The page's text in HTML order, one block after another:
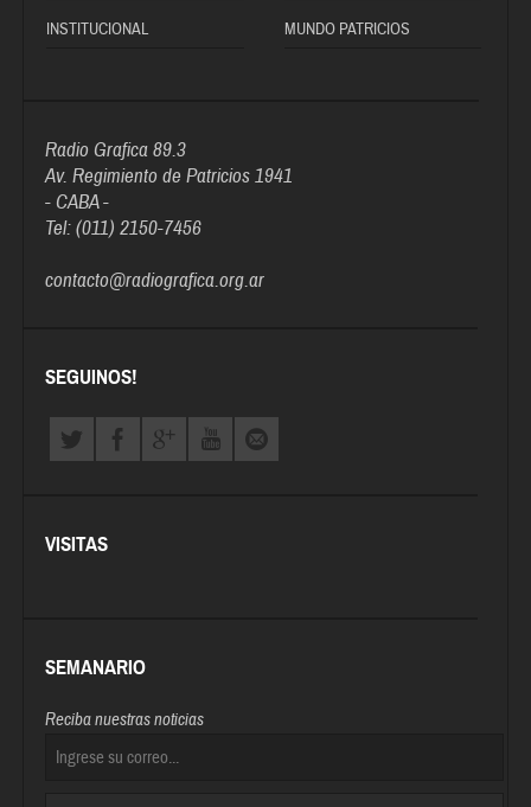
INSTITUCIONAL MUNDO PATRICIOS
Radio Grafica 89.3
Av. Regimiento de Patricios 1941
- CABA -
Tel: (011) 2150-7456
contacto@radiografica.org.ar
SEGUINOS!
VISITAS
SEMANARIO
Reciba nuestras noticias